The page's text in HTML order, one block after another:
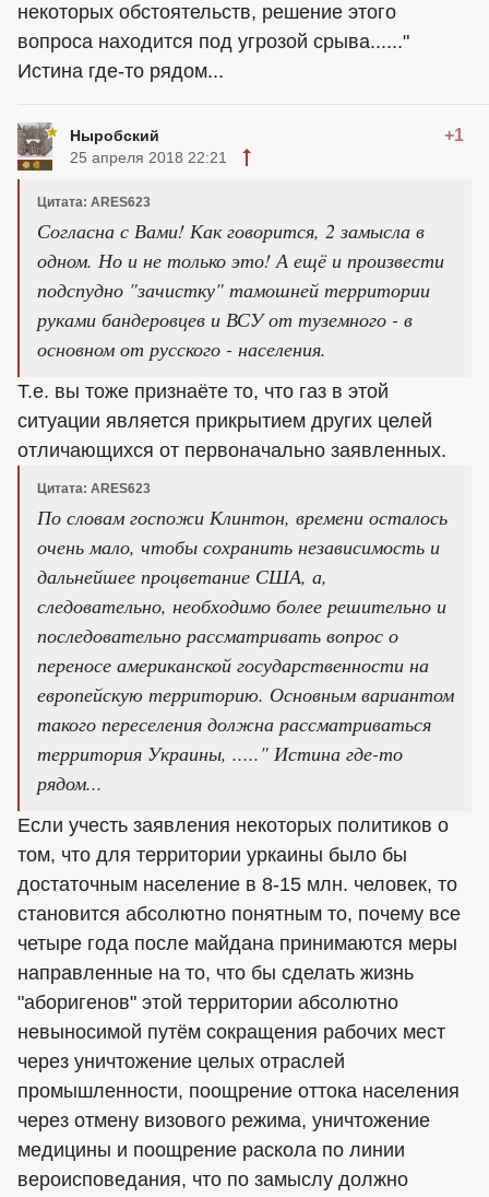
некоторых обстоятельств, решение этого
вопроса находится под угрозой срыва......"
Истина где-то рядом...
Ныробский +1
25 апреля 2018 22:21
Цитата: ARES623
Согласна с Вами! Как говорится, 2 замысла в
одном. Но и не только это! А ещё и произвести
подспудно "зачистку" тамошней территории
руками бандеровцев и ВСУ от туземного - в
основном от русского - населения.
Т.е. вы тоже признаёте то, что газ в этой
ситуации является прикрытием других целей
отличающихся от первоначально заявленных.
Цитата: ARES623
По словам госпожи Клинтон, времени осталось
очень мало, чтобы сохранить независимость и
дальнейшее процветание США, а,
следовательно, необходимо более решительно и
последовательно рассматривать вопрос о
переносе американской государственности на
европейскую территорию. Основным вариантом
такого переселения должна рассматриваться
территория Украины, ....." Истина где-то
рядом...
Если учесть заявления некоторых политиков о
том, что для территории уркаины было бы
достаточным население в 8-15 млн. человек, то
становится абсолютно понятным то, почему все
четыре года после майдана принимаются меры
направленные на то, что бы сделать жизнь
"аборигенов" этой территории абсолютно
невыносимой путём сокращения рабочих мест
через уничтожение целых отраслей
промышленности, поощрение оттока населения
через отмену визового режима, уничтожение
медицины и поощрение раскола по линии
вероисповедания, что по замыслу должно